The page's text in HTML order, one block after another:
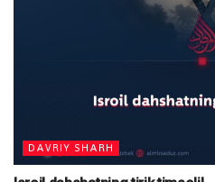
DAVRIY SHARH